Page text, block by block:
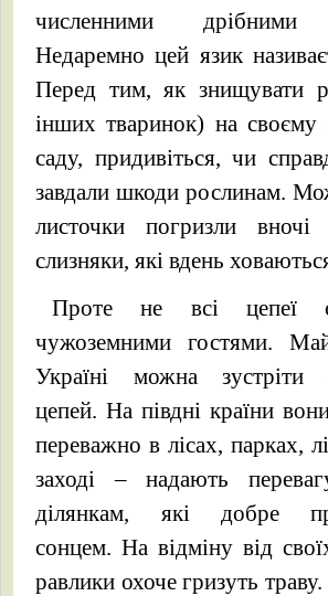
численними дрібними
Недаремно цей язик
Перед тим, як знищувати
інших тваринок) на своєму
саду, придивіться, чи
завдали шкоди рослинам.
листочки погризли
слизняки, які вдень
Проте не всі цепеї
чужоземними гостями.
Україні можна зустріти
цепей. На півдні країни
переважно в лісах, парках,
заході – надають
ділянкам, які добре
сонцем. На відміну від
равлики охоче гризуть